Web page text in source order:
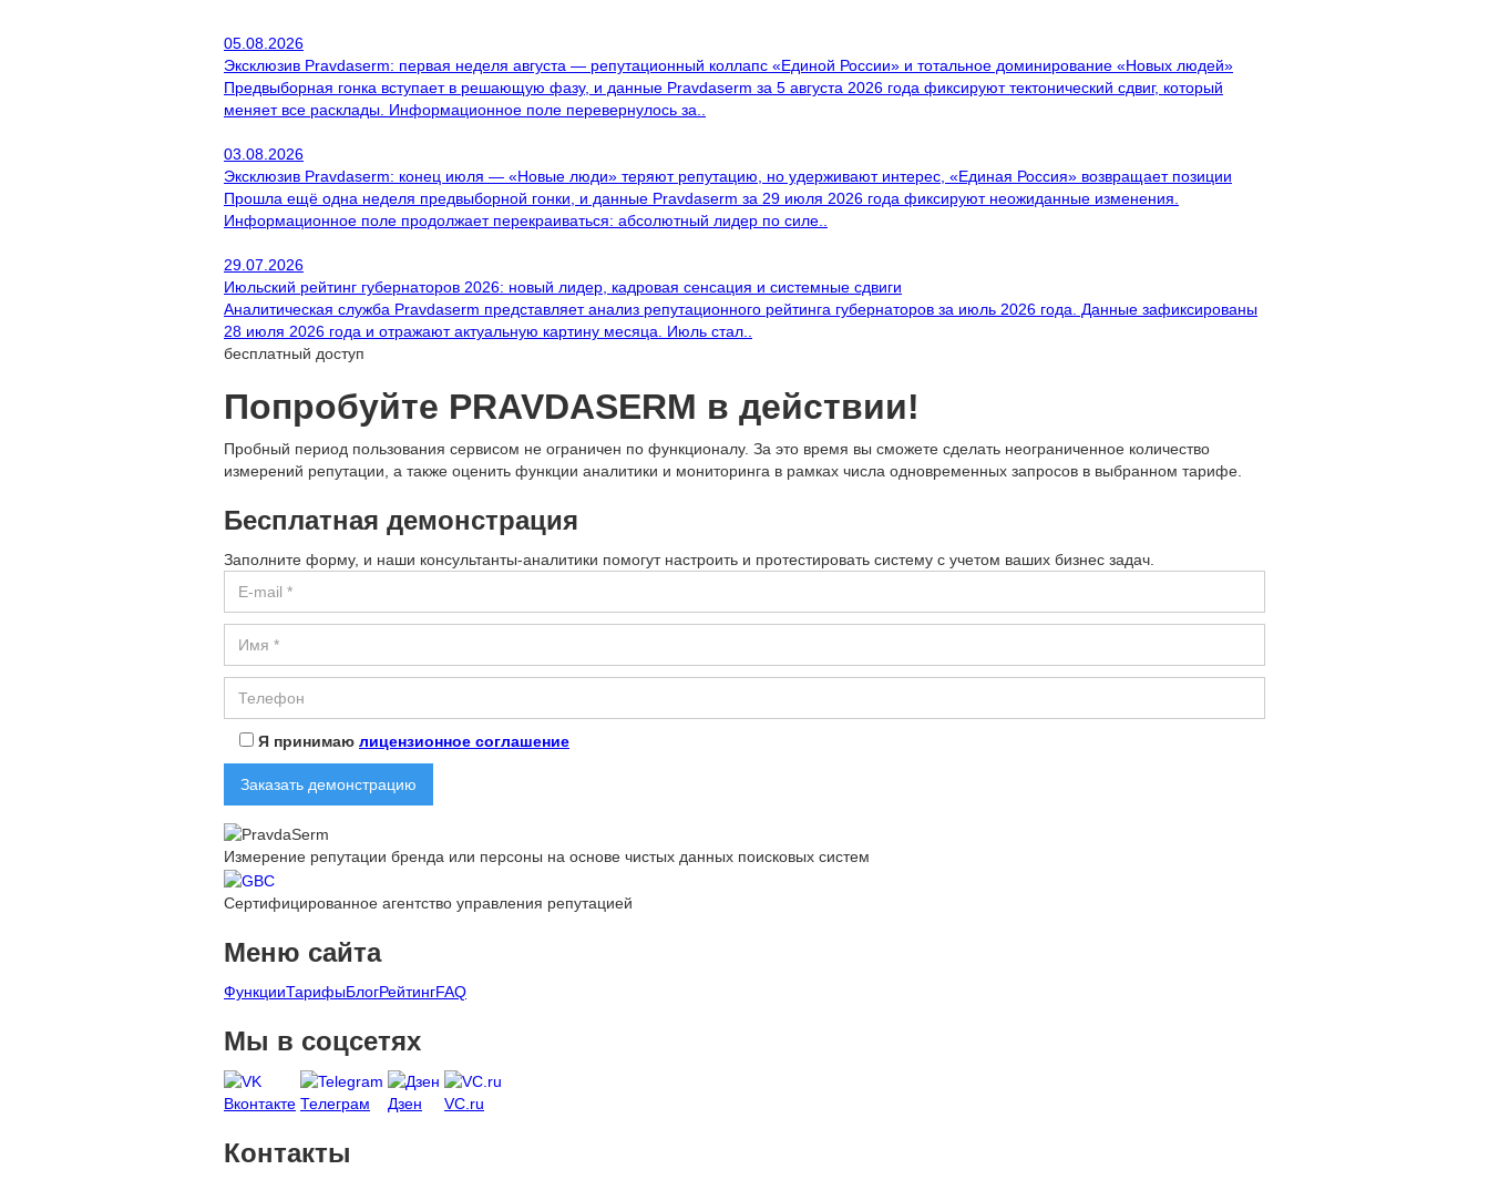
05.08.2026
Эксклюзив Pravdaserm: первая неделя августа — репутационный коллапс «Единой России» и тотальное доминирование «Новых людей»
Предвыборная гонка вступает в решающую фазу, и данные Pravdaserm за 5 августа 2026 года фиксируют тектонический сдвиг, который
меняет все расклады. Информационное поле перевернулось за..
03.08.2026
Эксклюзив Pravdaserm: конец июля — «Новые люди» теряют репутацию, но удерживают интерес, «Единая Россия» возвращает позиции
Прошла ещё одна неделя предвыборной гонки, и данные Pravdaserm за 29 июля 2026 года фиксируют неожиданные изменения.
Информационное поле продолжает перекраиваться: абсолютный лидер по силе..
29.07.2026
Июльский рейтинг губернаторов 2026: новый лидер, кадровая сенсация и системные сдвиги
Аналитическая служба Pravdaserm представляет анализ репутационного рейтинга губернаторов за июль 2026 года. Данные зафиксированы
28 июля 2026 года и отражают актуальную картину месяца. Июль стал..
бесплатный доступ
Попробуйте PRAVDASERM в действии!
Пробный период пользования сервисом не ограничен по функционалу. За это время вы сможете сделать неограниченное количество
измерений репутации, а также оценить функции аналитики и мониторинга в рамках числа одновременных запросов в выбранном тарифе.
Бесплатная демонстрация
Заполните форму, и наши консультанты-аналитики помогут настроить и протестировать систему с учетом ваших бизнес задач.
Я принимаю лицензионное соглашение
Измерение репутации бренда или персоны на основе чистых данных поисковых систем
Cертифицированное агентство управления репутацией
Меню сайта
ФункцииТарифыБлогРейтингFAQ
Мы в соцсетях
Вконтакте Телеграм Дзен VC.ru
Контакты